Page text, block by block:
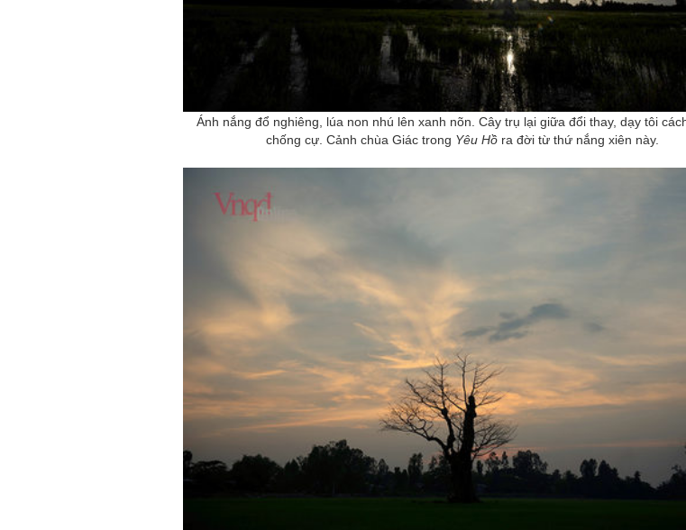
Ánh nắng đổ nghiêng, lúa non nhú lên xanh nõn. Cây trụ lại giữa đổi thay, dạy tôi
chống cự. Cảnh chùa Giác trong Yêu Hồra đời từ thứ nắng xiên này.